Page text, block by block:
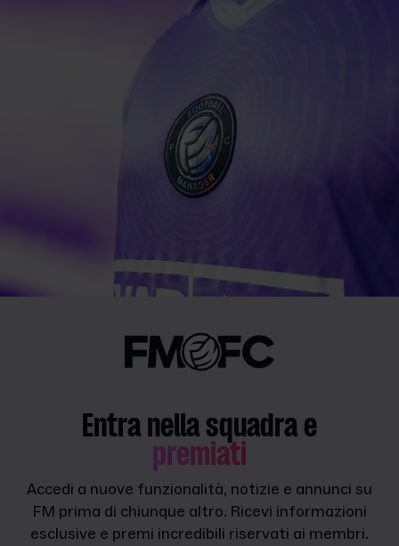
Entra nella squadra e
premiati
Accedi a nuove funzionalità, notizie e annunci su
FM prima di chiunque altro. Ricevi informazioni
esclusive e premi incredibili riservati ai membri.